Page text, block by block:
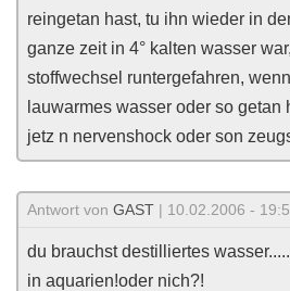
reingetan hast, tu ihn wieder in
ganze zeit in 4° kalten wasser
stoffwechsel runtergefahren,
lauwarmes wasser oder so getan
jetz n nervenshock oder son
Antwort von GAST | 10.02.2006 -
du brauchst destilliertes
in aquarien!oder nich?!